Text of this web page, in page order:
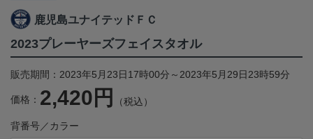
鹿児島ユナイテッドＦＣ
2023プレーヤーズフェイスタオル
販売期間：2023年5月23日17時00分～2023年5月29日23時59分
価格： 2,420円 （税込）
背番号／カラー